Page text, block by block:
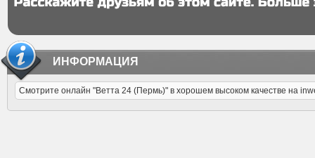
ИНФОРМАЦИЯ
Смотрите онлайн "Ветта 24 (Пермь)" в хорошем высоком качестве на